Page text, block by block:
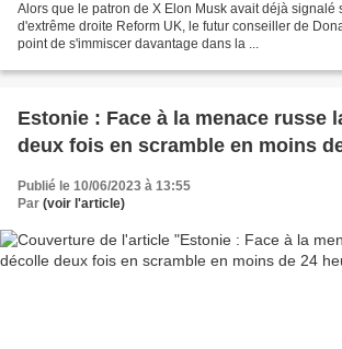
Alors que le patron de X Elon Musk avait déjà signalé
d'extrême droite Reform UK, le futur conseiller de
point de s'immiscer davantage dans la ...
Estonie : Face à la menace russe
deux fois en scramble en moins
Publié le 10/06/2023 à 13:55
Par (voir l'article)